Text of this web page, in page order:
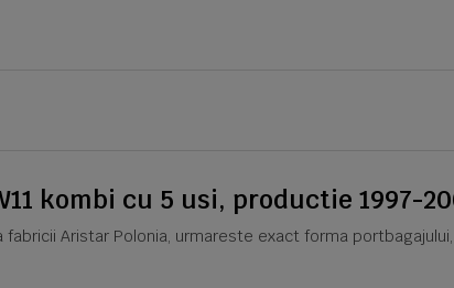
kombi cu 5 usi, productie 1997-
fabricii Aristar Polonia, urmareste exact forma